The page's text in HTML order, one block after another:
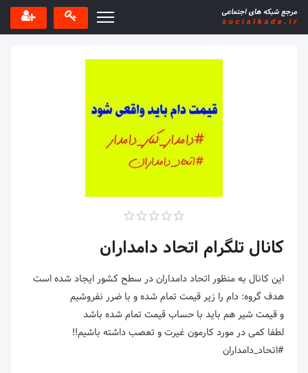
کانال تلگرام اتحاد دامداران